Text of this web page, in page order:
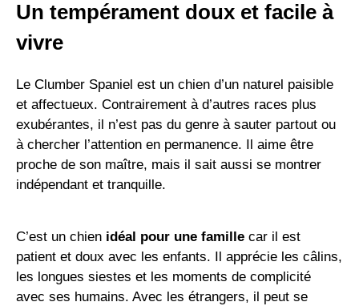
Un tempérament doux et facile à
vivre
Le Clumber Spaniel est un chien d’un naturel paisible
et affectueux. Contrairement à d’autres races plus
exubérantes, il n’est pas du genre à sauter partout ou
à chercher l’attention en permanence. Il aime être
proche de son maître, mais il sait aussi se montrer
indépendant et tranquille.
C’est un chien idéal pour une famille car il est
patient et doux avec les enfants. Il apprécie les câlins,
les longues siestes et les moments de complicité
avec ses humains. Avec les étrangers, il peut se